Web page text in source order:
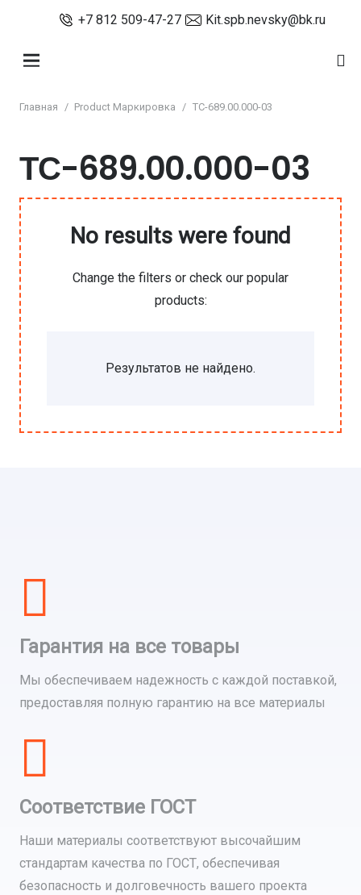
+7 812 509-47-27 Kit.spb.nevsky@bk.ru
Главная / Product Маркировка / ТС-689.00.000-03
ТС-689.00.000-03
No results were found
Change the filters or check our popular
products:
Результатов не найдено.
Гарантия на все товары
Мы обеспечиваем надежность с каждой поставкой,
предоставляя полную гарантию на все материалы
Соответствие ГОСТ
Наши материалы соответствуют высочайшим
стандартам качества по ГОСТ, обеспечивая
безопасность и долговечность вашего проекта